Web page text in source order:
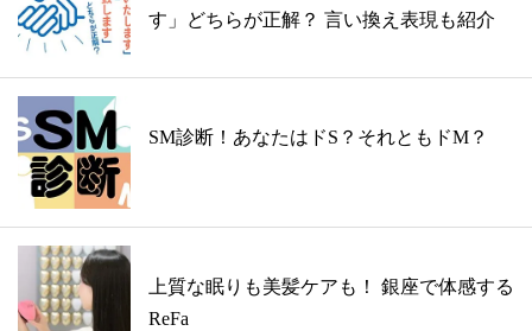
す」どちらが正解？ 言い換え表現も紹介
SM診断！あなたはドS？それともドM？
上質な眠りも美髪ケアも！ 銀座で体感する
ReFa